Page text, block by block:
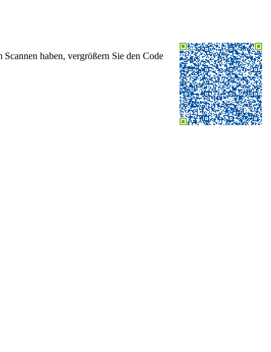
haben, vergrößern Sie den Code